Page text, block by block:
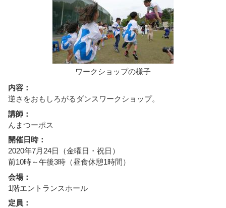
ワークショップの様子
内容：
逆さをおもしろがるダンスワークショップ。
講師：
んまつーポス
開催日時：
2020年7月24日（金曜日・祝日）
前10時～午後3時（昼食休憩1時間）
会場：
1階エントランスホール
定員：